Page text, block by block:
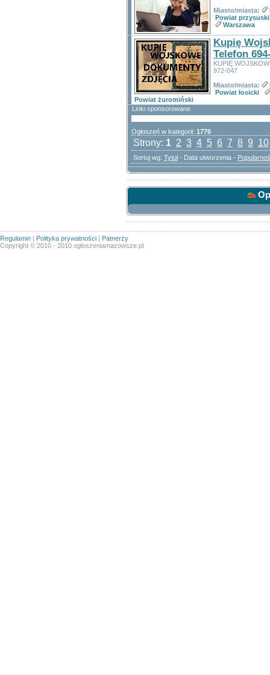
Miasto/miasta:
Powiat przysuski
Warszawa
Kupię
Telefon
KUPIĘ
972-047
Miasto/miasta:
Powiat łosicki
Powiat żuromiński
Linki sponsorowane
Ogłoszeń w kategorii: 1776
Strony: 1 2 3 4 5 6 7 8 9 10
Sortuj wg: Tytuł- Data utworzenia -
Regulamin | Polityka prywatności | Patnerzy
Copyright © 2010 - 2010 ogloszeniamazowsze.pl